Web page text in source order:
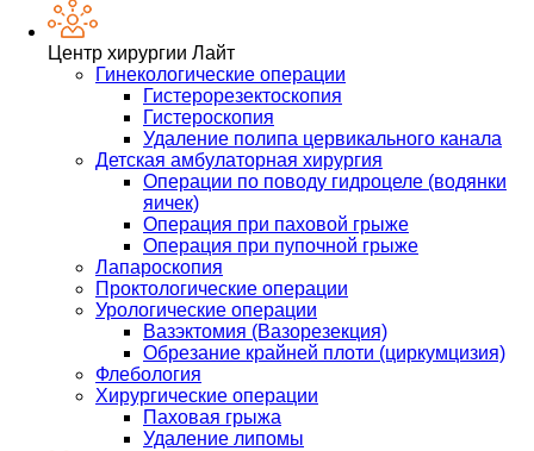
Центр хирургии Лайт
Гинекологические операции
Гистерорезектоскопия
Гистероскопия
Удаление полипа цервикального канала
Детская амбулаторная хирургия
Операции по поводу гидроцеле (водянки
яичек)
Операция при паховой грыже
Операция при пупочной грыже
Лапароскопия
Проктологические операции
Урологические операции
Вазэктомия (Вазорезекция)
Обрезание крайней плоти (циркумцизия)
Флебология
Хирургические операции
Паховая грыжа
Удаление липомы